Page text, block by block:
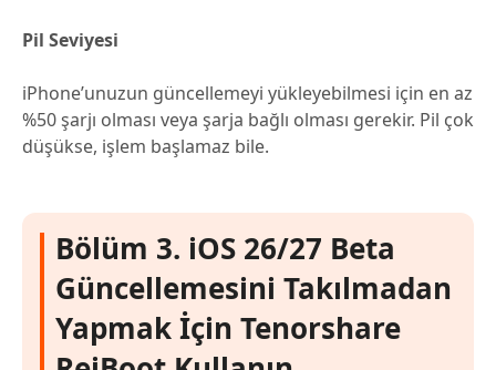
Pil Seviyesi
iPhone’unuzun güncellemeyi yükleyebilmesi için en az
%50 şarjı olması veya şarja bağlı olması gerekir. Pil çok
düşükse, işlem başlamaz bile.
Bölüm 3. iOS 26/27 Beta
Güncellemesini Takılmadan
Yapmak İçin Tenorshare